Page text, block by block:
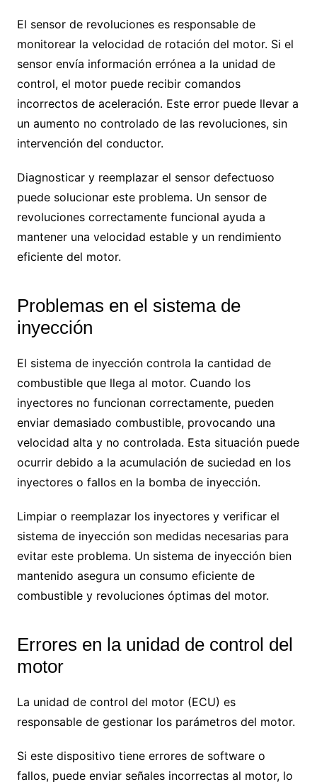
El sensor de revoluciones es responsable de
monitorear la velocidad de rotación del motor. Si el
sensor envía información errónea a la unidad de
control, el motor puede recibir comandos
incorrectos de aceleración. Este error puede llevar a
un aumento no controlado de las revoluciones, sin
intervención del conductor.
Diagnosticar y reemplazar el sensor defectuoso
puede solucionar este problema. Un sensor de
revoluciones correctamente funcional ayuda a
mantener una velocidad estable y un rendimiento
eficiente del motor.
Problemas en el sistema de
inyección
El sistema de inyección controla la cantidad de
combustible que llega al motor. Cuando los
inyectores no funcionan correctamente, pueden
enviar demasiado combustible, provocando una
velocidad alta y no controlada. Esta situación puede
ocurrir debido a la acumulación de suciedad en los
inyectores o fallos en la bomba de inyección.
Limpiar o reemplazar los inyectores y verificar el
sistema de inyección son medidas necesarias para
evitar este problema. Un sistema de inyección bien
mantenido asegura un consumo eficiente de
combustible y revoluciones óptimas del motor.
Errores en la unidad de control del
motor
La unidad de control del motor (ECU) es
responsable de gestionar los parámetros del motor.
Si este dispositivo tiene errores de software o
fallos, puede enviar señales incorrectas al motor, lo